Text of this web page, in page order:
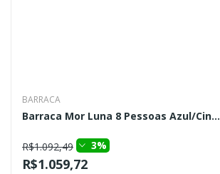
BARRACA
Barraca Mor Luna 8 Pessoas Azul/Cin...
R$1.092,49 3%
R$1.059,72